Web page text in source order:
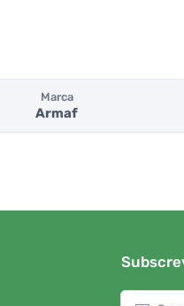
Marca
Armaf